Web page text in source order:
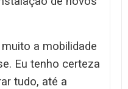
a mobilidade
Eu tenho certeza
tudo, até a